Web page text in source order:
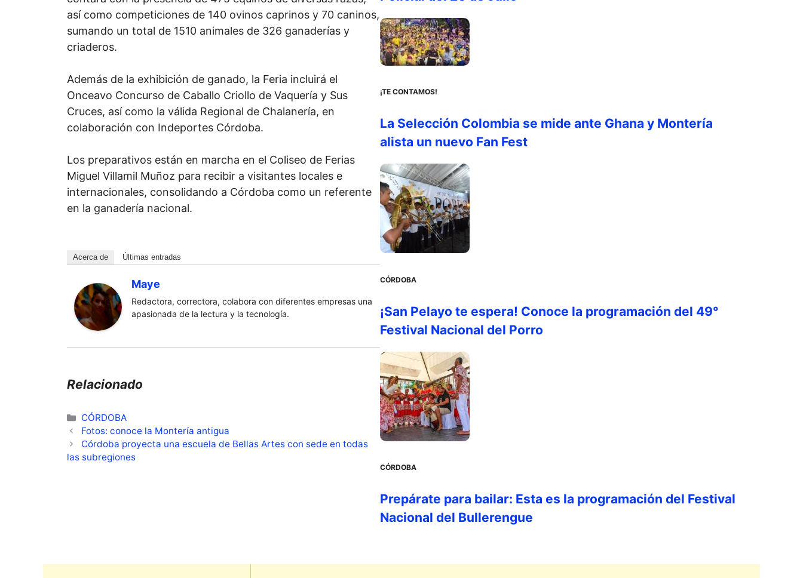
así como competiciones de 140 ovinos caprinos y 70 caninos,
sumando un total de 1510 animales de 326 ganaderías y
criaderos.
Además de la exhibición de ganado, la Feria incluirá el
Onceavo Concurso de Caballo Criollo de Vaquería y Sus
Cruces, así como la válida Regional de Chalanería, en
colaboración con Indeportes Córdoba.
Los preparativos están en marcha en el Coliseo de Ferias
Miguel Villamil Muñoz para recibir a visitantes locales e
internacionales, consolidando a Córdoba como un referente
en la ganadería nacional.
Acerca de Últimas entradas
Maye
Redactora, correctora, colabora con diferentes empresas una
apasionada de la lectura y la tecnología.
Relacionado
Categorías
CÓRDOBA
Fotos: conoce la Montería antigua
Córdoba proyecta una escuela de Bellas Artes con sede en todas
las subregiones
¡TE CONTAMOS!
La Selección Colombia se mide ante Ghana y Montería
alista un nuevo Fan Fest
CÓRDOBA
¡San Pelayo te espera! Conoce la programación del 49°
Festival Nacional del Porro
CÓRDOBA
Prepárate para bailar: Esta es la programación del Festival
Nacional del Bullerengue